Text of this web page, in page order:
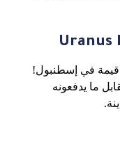
قيمة في إسطنبول!
ما يدفعونه